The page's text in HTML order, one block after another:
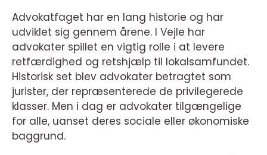
Advokatfaget har en lang historie og har
udviklet sig gennem årene. I Vejle har
advokater spillet en vigtig rolle i at levere
retfærdighed og retshjælp til lokalsamfundet.
Historisk set blev advokater betragtet som
jurister, der repræsenterede de privilegerede
klasser. Men i dag er advokater tilgængelige
for alle, uanset deres sociale eller økonomiske
baggrund.